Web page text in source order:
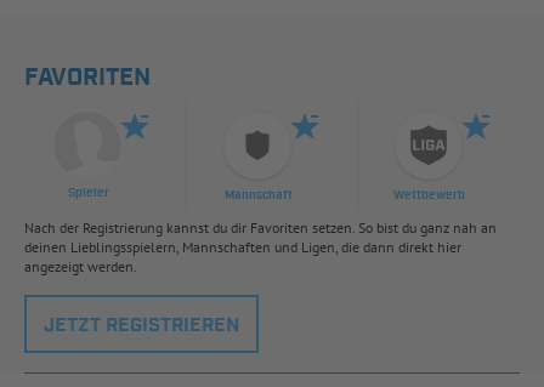
FAVORITEN
Spieler Mannschaft Wettbewerb
Nach der Registrierung kannst du dir Favoriten setzen. So bist du ganz nah an
deinen Lieblingsspielern, Mannschaften und Ligen, die dann direkt hier
angezeigt werden.
JETZT REGISTRIEREN